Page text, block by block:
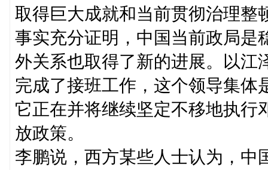
取得巨大成就和当前贯彻治理整
事实充分证明，中国当前政局是
外关系也取得了新的进展。以江
完成了接班工作，这个领导集体
它正在并将继续坚定不移地执行
放政策。
李鹏说，西方某些人士认为，中